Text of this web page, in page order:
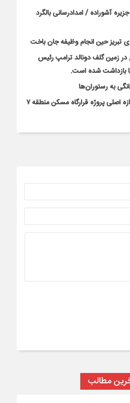
آشوراده / امدادرسانی بالگرد
تبریز حین انجام وظیفه جان باخت
زمین گلف دونالد ترامپ رئیس
بازداشت شده است.
به رستوران‌ها
بتن‌ریزی فونداسیون سازه اصلی پروژه قرارگاه مسکن منطقه ۷
مطالب